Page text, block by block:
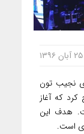
۲۵ آبان ۱۳۹۶
نجیب تون
کرد که آغاز
هدف این
است.